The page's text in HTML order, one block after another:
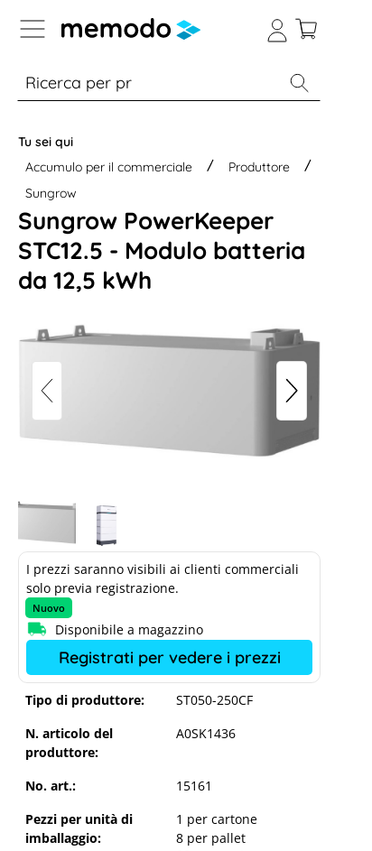
Skip to B2B platform navigation
% Sale Moduli
Tu sei qui
Accumulo per il commerciale
Produttore
Sungrow
Sungrow PowerKeeper
STC12.5 - Modulo batteria
da 12,5 kWh
Tipo di produttore:
ST050-250CF
N. articolo del
produttore:
A0SK1436
No. art.:
15161
Pezzi per unità di
imballaggio:
1 per cartone
8 per pallet
I prezzi saranno visibili ai clienti commerciali
solo previa registrazione.
Nuovo
Disponibile a magazzino
Registrati per vedere i prezzi